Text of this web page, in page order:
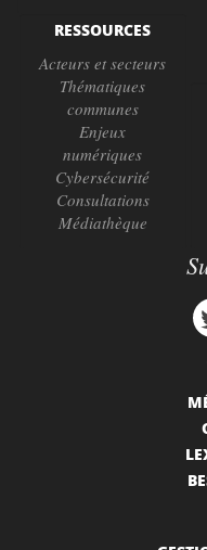
RESSOURCES
Acteurs et secteurs
Thématiques
communes
Enjeux
numériques
Cybersécurité
Consultations
Médiathèque